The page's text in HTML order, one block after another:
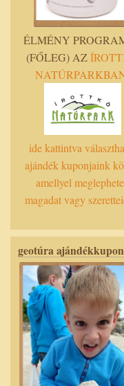
ÉLMÉNY
(FŐLEG) AZ
ide kattintva
ajándék kuponjaink
amellyel
magadat vagy
geotúra ajándékkupon